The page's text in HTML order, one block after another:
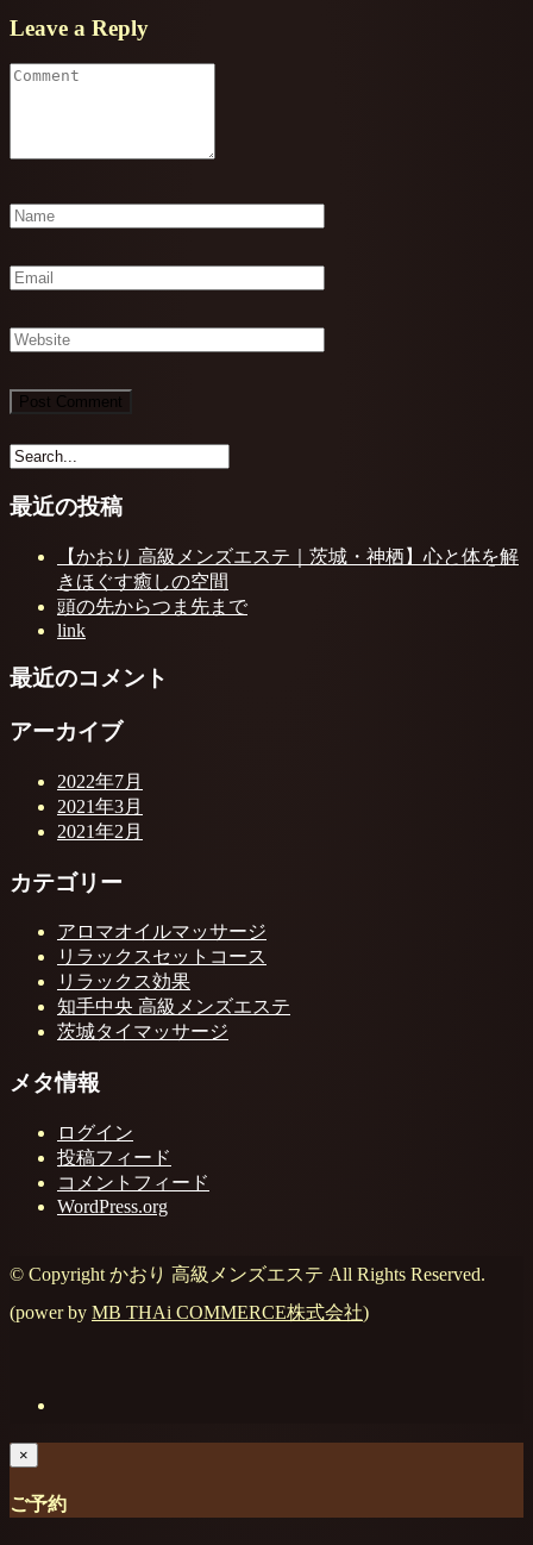
Leave a Reply
最近の投稿
【かおり 高級メンズエステ｜茨城・神栖】心と体を解
きほぐす癒しの空間
頭の先からつま先まで
link
最近のコメント
アーカイブ
2022年7月
2021年3月
2021年2月
カテゴリー
アロマオイルマッサージ
リラックスセットコース
リラックス効果
知手中央 高級メンズエステ
茨城タイマッサージ
メタ情報
ログイン
投稿フィード
コメントフィード
WordPress.org
© Copyright かおり 高級メンズエステ All Rights Reserved.
(power by MB THAi COMMERCE株式会社)
×
ご予約